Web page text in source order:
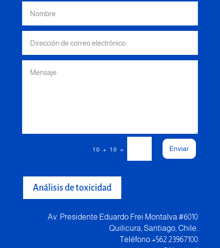
10 + 10 = Enviar
Análisis de toxicidad
Av. Presidente Eduardo Frei Montalva #6010
Quilicura, Santiago, Chile.
Teléfono +562 23967100